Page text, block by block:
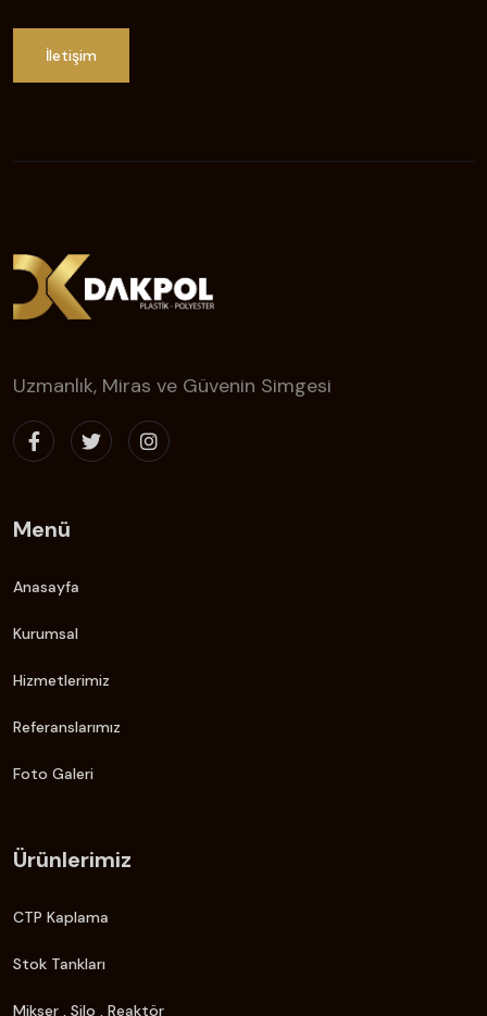
İletişim
Uzmanlık, Miras ve Güvenin Simgesi
Menü
Anasayfa
Kurumsal
Hizmetlerimiz
Referanslarımız
Foto Galeri
Ürünlerimiz
CTP Kaplama
Stok Tankları
Mikser , Silo , Reaktör